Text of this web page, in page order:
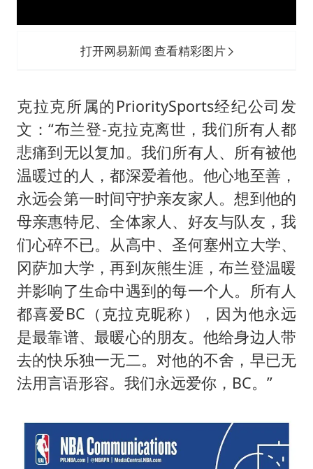
打开网易新闻 查看精彩图片
克拉克所属的PrioritySports经纪公司发
文：“布兰登-克拉克离世，我们所有人都
悲痛到无以复加。我们所有人、所有被他
温暖过的人，都深爱着他。他心地至善，
永远会第一时间守护亲友家人。想到他的
母亲惠特尼、全体家人、好友与队友，我
们心碎不已。从高中、圣何塞州立大学、
冈萨加大学，再到灰熊生涯，布兰登温暖
并影响了生命中遇到的每一个人。所有人
都喜爱BC（克拉克昵称），因为他永远
是最靠谱、最暖心的朋友。他给身边人带
去的快乐独一无二。对他的不舍，早已无
法用言语形容。我们永远爱你，BC。”